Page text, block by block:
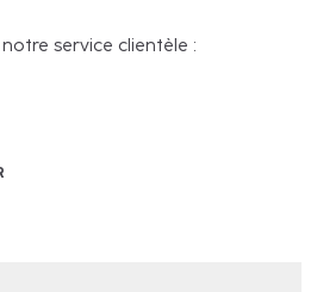
service clientèle :